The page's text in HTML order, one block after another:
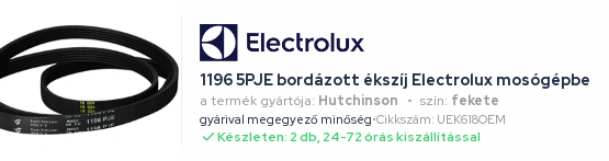
1196 5PJE bordázott ékszíj Electrolux mosógépbe
a termék gyártója: Hutchinson szín: fekete
gyárival megegyező minőség•Cikkszám: UEK618OEM
Készleten: 2 db, 24-72 órás kiszállítással